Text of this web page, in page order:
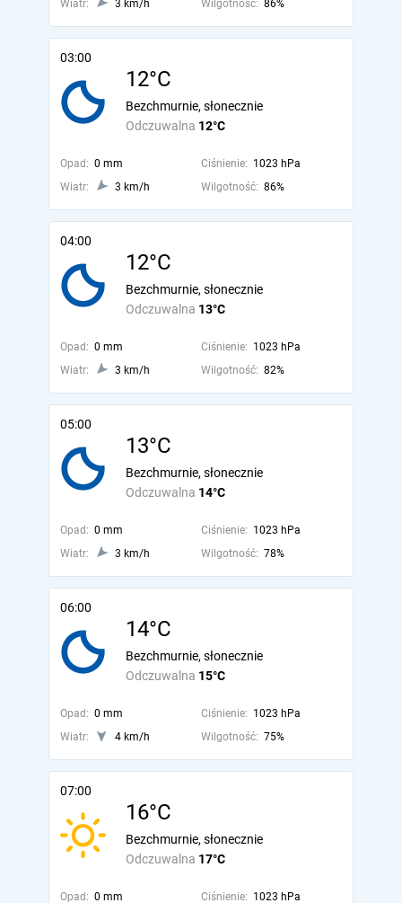
Wiatr:
3 km/h Wilgotność: 86%
03:00
12°C
Odczuwalna 12°C
Bezchmurnie, słonecznie
Opad: 0 mm Ciśnienie: 1023 hPa
Wiatr:
3 km/h Wilgotność: 86%
04:00
12°C
Odczuwalna 13°C
Bezchmurnie, słonecznie
Opad: 0 mm Ciśnienie: 1023 hPa
Wiatr:
3 km/h Wilgotność: 82%
05:00
13°C
Odczuwalna 14°C
Bezchmurnie, słonecznie
Opad: 0 mm Ciśnienie: 1023 hPa
Wiatr:
3 km/h Wilgotność: 78%
06:00
14°C
Odczuwalna 15°C
Bezchmurnie, słonecznie
Opad: 0 mm Ciśnienie: 1023 hPa
Wiatr:
4 km/h Wilgotność: 75%
07:00
16°C
Odczuwalna 17°C
Bezchmurnie, słonecznie
Opad: 0 mm Ciśnienie: 1023 hPa